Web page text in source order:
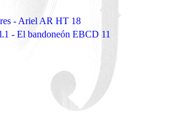
- Ariel AR HT 18
- El bandoneón EBCD 11